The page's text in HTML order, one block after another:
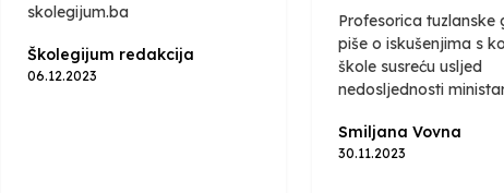
skolegijum.ba
Školegijum redakcija
06.12.2023
Profesorica tuzlanske
piše o iskušenjima s
škole susreću usljed
nedosljednosti
Smiljana Vovna
30.11.2023